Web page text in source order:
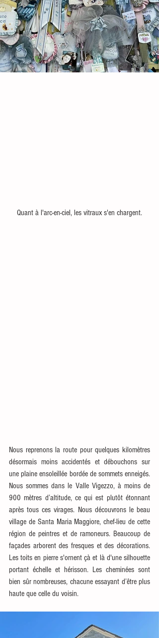
Quant à l'arc-en-ciel, les vitraux s'en chargent.
Nous reprenons la route pour quelques kilomètres
désormais moins accidentés et débouchons sur
une plaine ensoleillée bordée de sommets enneigés.
Nous sommes dans le Valle Vigezzo, à moins de
900 mètres d’altitude, ce qui est plutôt étonnant
après tous ces virages. Nous découvrons le beau
village de Santa Maria Maggiore, chef-lieu de cette
région de peintres et de ramoneurs. Beaucoup de
façades arborent des fresques et des décorations.
Les toits en pierre s'ornent çà et là d'une silhouette
portant échelle et hérisson. Les cheminées sont
bien sûr nombreuses, chacune essayant d’être plus
haute que celle du voisin.